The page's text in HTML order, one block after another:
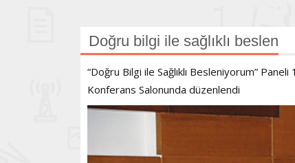
Doğru bilgi ile sağlıklı beslen
“Doğru Bilgi ile Sağlıklı Besleniyorum”
Konferans Salonunda düzenlendi